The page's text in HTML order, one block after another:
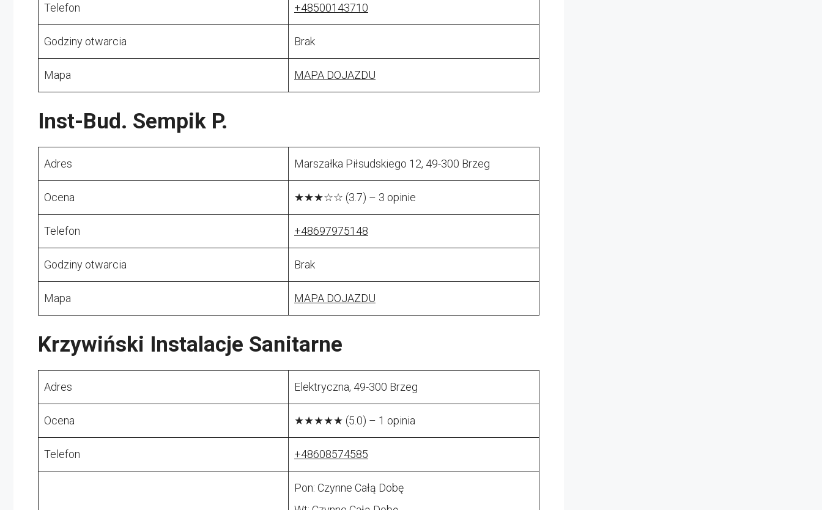
Telefon +48500143710
Godziny otwarcia Brak
Mapa MAPA DOJAZDU
Inst-Bud. Sempik P.
Adres Marszałka Piłsudskiego 12, 49-300 Brzeg
Ocena ★★★☆☆ (3.7) – 3 opinie
Telefon +48697975148
Godziny otwarcia Brak
Mapa MAPA DOJAZDU
Krzywiński Instalacje Sanitarne
Adres Elektryczna, 49-300 Brzeg
Ocena ★★★★★ (5.0) – 1 opinia
Telefon +48608574585
Pon: Czynne Całą Dobę